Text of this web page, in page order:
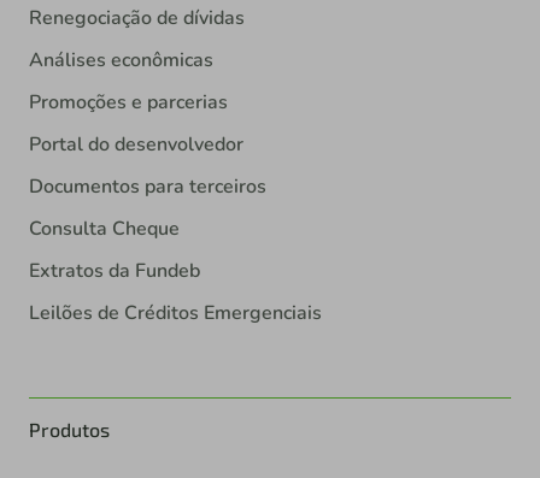
Renegociação de dívidas
Análises econômicas
Promoções e parcerias
Portal do desenvolvedor
Documentos para terceiros
Consulta Cheque
Extratos da Fundeb
Leilões de Créditos Emergenciais
Produtos